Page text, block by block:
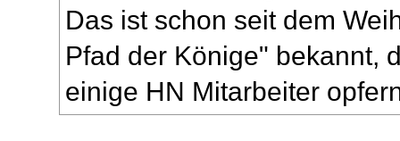
Das ist schon seit dem
Pfad der Könige" bekannt,
einige HN Mitarbeiter